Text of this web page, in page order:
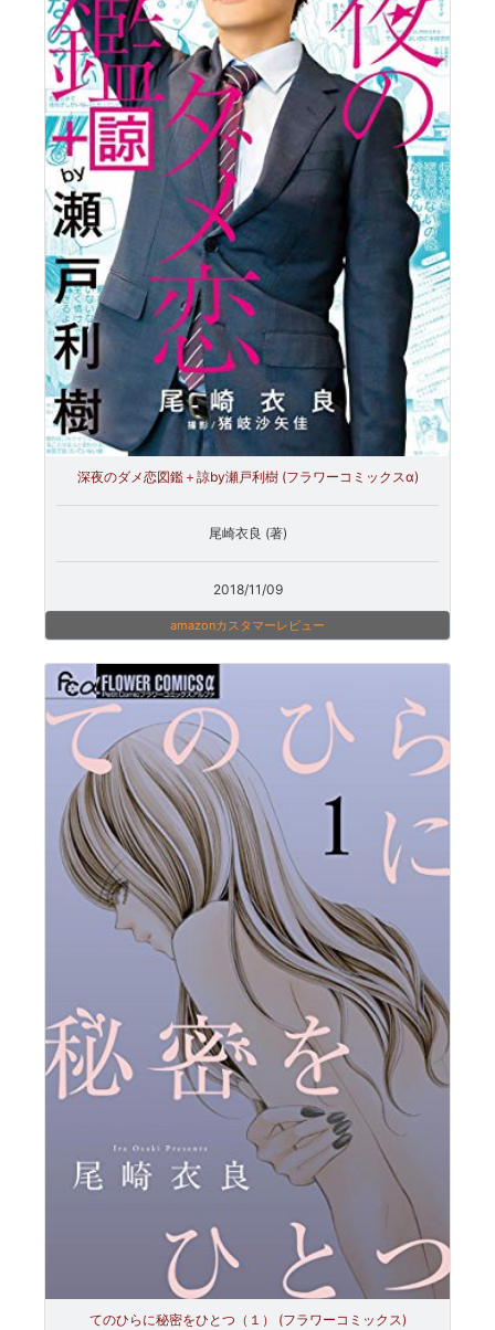
深夜のダメ恋図鑑＋諒by瀬戸利樹 (フラワーコミックスα)
尾崎衣良 (著)
2018/11/09
amazonカスタマーレビュー
てのひらに秘密をひとつ（１） (フラワーコミックス)